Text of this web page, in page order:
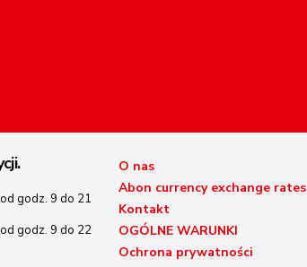
godz. 9 do 21
godz. 9 do 22
O nas
Abon currency exchange rates
Kontakt
OGÓLNE WARUNKI
Ochrona prywatności